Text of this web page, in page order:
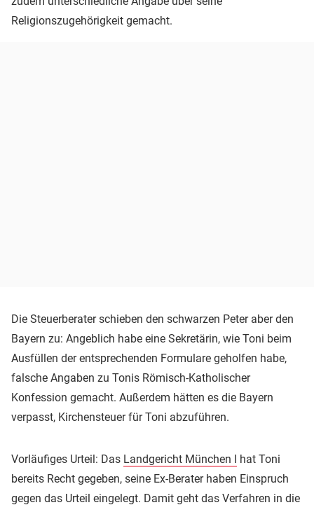
Religionszugehörigkeit gemacht.
Die Steuerberater schieben den schwarzen Peter aber den
Bayern zu: Angeblich habe eine Sekretärin, wie Toni beim
Ausfüllen der entsprechenden Formulare geholfen habe,
falsche Angaben zu Tonis Römisch-Katholischer
Konfession gemacht. Außerdem hätten es die Bayern
verpasst, Kirchensteuer für Toni abzuführen.
Vorläufiges Urteil: Das Landgericht München I hat Toni
bereits Recht gegeben, seine Ex-Berater haben Einspruch
gegen das Urteil eingelegt. Damit geht das Verfahren in die